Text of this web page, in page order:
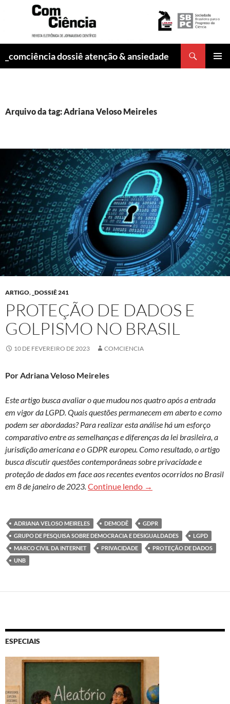
_comciência dossiê atenção & ansiedade
Arquivo da tag: Adriana Veloso Meireles
ARTIGO, _DOSSIÊ 241
PROTEÇÃO DE DADOS E
GOLPISMO NO BRASIL
10 DE FEVEREIRO DE 2023 COMCIENCIA
Por Adriana Veloso Meireles
Este artigo busca avaliar o que mudou nos quatro após a entrada
em vigor da LGPD. Quais questões permanecem em aberto e como
podem ser abordadas? Para realizar esta análise há um esforço
comparativo entre as semelhanças e diferenças da lei brasileira, a
jurisdição americana e o GDPR europeu. Como resultado, o artigo
busca discutir questões contemporâneas sobre privacidade e
proteção de dados em face aos recentes eventos ocorridos no Brasil
em 8 de janeiro de 2023.Continue lendo Proteção de dados e
→
ADRIANA VELOSO MEIRELES DEMODÊ
GDPR
GRUPO DE PESQUISA SOBRE DEMOCRACIA E DESIGUALDADES
LGPD
MARCO CIVIL DA INTERNET
PRIVACIDADE
PROTEÇÃO DE DADOS
UNB
ESPECIAIS